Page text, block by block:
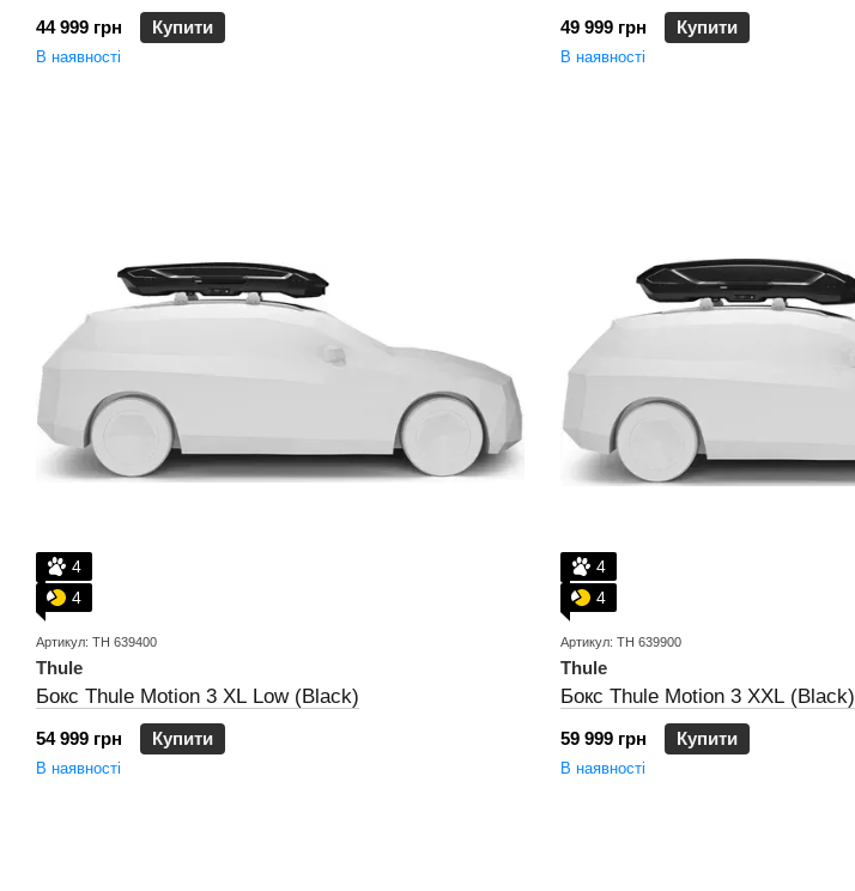
44 999 грн Купити
В наявності
49 999 грн Купити
В наявності
4
4
Артикул: TH 639400
Thule
Бокс Thule Motion 3 XL Low (Black)
54 999 грн Купити
В наявності
4
4
Артикул: TH 639900
Thule
Бокс Thule Motion 3 XXL (Black)
59 999 грн Купити
В наявності